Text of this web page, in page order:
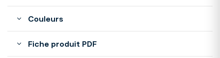
Couleurs
Fiche produit PDF